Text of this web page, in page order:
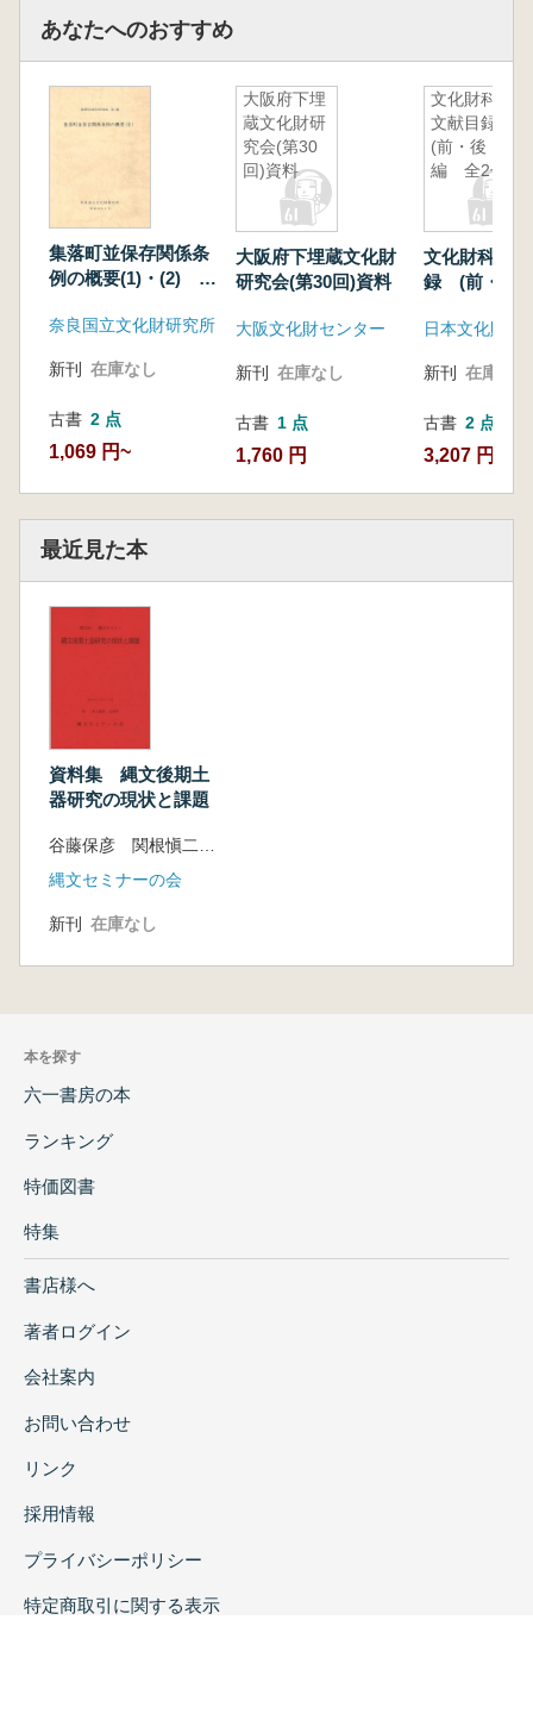
あなたへのおすすめ
集落町並保存関係条
例の概要(1)・(2) (2
奈良国立文化財研究所
新刊 在庫なし
古書 2 点
1,069 円~
大阪府下埋
蔵文化財研
究会(第30
回)資料
大阪府下埋蔵文化財
研究会(第30回)資料
大阪文化財センター
新刊 在庫なし
古書 1 点
1,760 円
文化財科学
文献目録
(前・後
編 全2冊)
文化財科学
録 (前・後
日本文化財科
新刊 在庫なし
古書 2 点
3,207 円~
最近見た本
資料集 縄文後期土
器研究の現状と課題
谷藤保彦 関根愼二 編
縄文セミナーの会
新刊 在庫なし
本を探す
六一書房の本
ランキング
特価図書
特集
書店様へ
著者ログイン
会社案内
お問い合わせ
リンク
採用情報
プライバシーポリシー
特定商取引に関する表示